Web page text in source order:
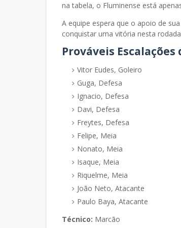
na tabela, o Fluminense está
A equipe espera que o apoio de
conquistar uma vitória nesta
Prováveis
Vitor Eudes, Goleiro
Guga, Defesa
Ignacio, Defesa
Davi, Defesa
Freytes, Defesa
Felipe, Meia
Nonato, Meia
Isaque, Meia
Riquelme, Meia
João Neto, Atacante
Paulo Baya, Atacante
Técnico: Marcão